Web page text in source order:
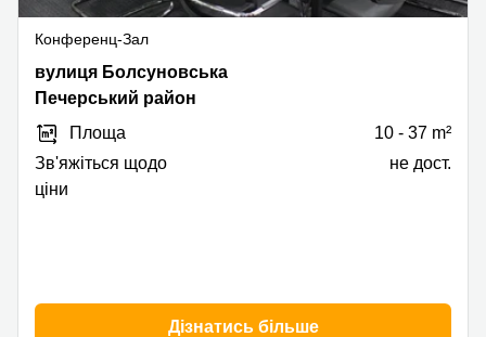
Конференц-Зал
вулиця
Болсуновська,
15,
Печерський
район
вулиця Болсуновська
Печерський район
Площа
10 - 37 m²
Зв'яжіться щодо
ціни
не дост.
Дізнатись більше